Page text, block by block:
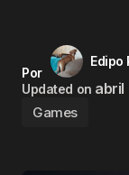
Por
Edipo
Updated on abril
Games